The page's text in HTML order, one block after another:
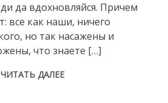
да вдохновляйся. Причем
все как наши, ничего
но так насажены и
что знаете […]
ЧИТАТЬ ДАЛЕЕ